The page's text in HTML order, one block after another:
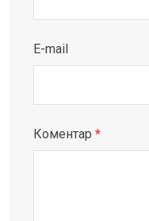
E-mail
Коментар *